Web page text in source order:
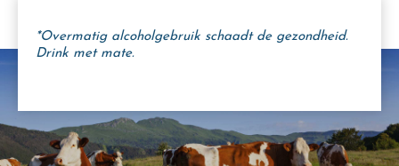
*Overmatig alcoholgebruik schaadt de gezondheid.
Drink met mate.